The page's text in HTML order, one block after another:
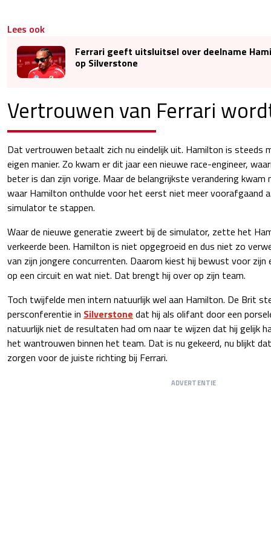
Lees ook
Ferrari geeft uitsluitsel over deelname
op Silverstone
Vertrouwen van Ferrari
Dat vertrouwen betaalt zich nu eindelijk uit. Hamilton is steeds
eigen manier. Zo kwam er dit jaar een nieuwe race-engineer,
beter is dan zijn vorige. Maar de belangrijkste verandering kwam
waar Hamilton onthulde voor het eerst niet meer voorafgaand
simulator te stappen.
Waar de nieuwe generatie zweert bij de simulator, zette het
verkeerde been. Hamilton is niet opgegroeid en dus niet zo
van zijn jongere concurrenten. Daarom kiest hij bewust voor
op een circuit en wat niet. Dat brengt hij over op zijn team.
Toch twijfelde men intern natuurlijk wel aan Hamilton. De Brit
persconferentie in Silverstone dat hij als olifant door een
natuurlijk niet de resultaten had om naar te wijzen dat hij gelijk
het wantrouwen binnen het team. Dat is nu gekeerd, nu blijkt
zorgen voor de juiste richting bij Ferrari.
ADVERTENTIE